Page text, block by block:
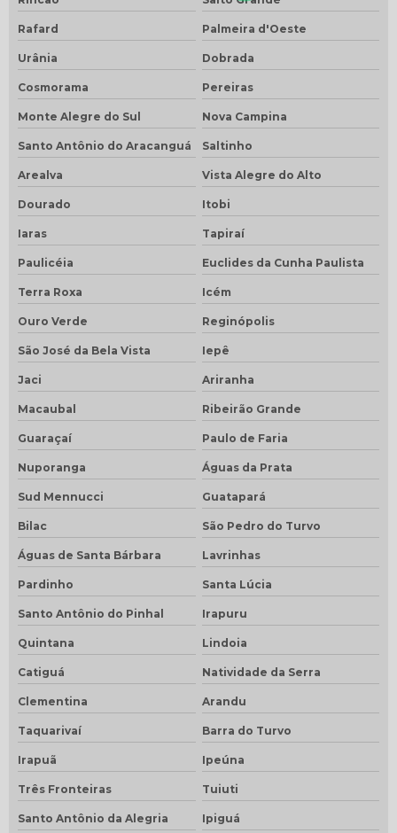
Rafard Palmeira d'Oeste
Urânia Dobrada
Cosmorama Pereiras
Monte Alegre do Sul Nova Campina
Santo Antônio do Aracanguá Saltinho
Arealva Vista Alegre do Alto
Dourado Itobi
Iaras Tapiraí
Paulicéia Euclides da Cunha Paulista
Terra Roxa Icém
Ouro Verde Reginópolis
São José da Bela Vista Iepê
Jaci Ariranha
Macaubal Ribeirão Grande
Guaraçaí Paulo de Faria
Nuporanga Águas da Prata
Sud Mennucci Guatapará
Bilac São Pedro do Turvo
Águas de Santa Bárbara Lavrinhas
Pardinho Santa Lúcia
Santo Antônio do Pinhal Irapuru
Quintana Lindoia
Catiguá Natividade da Serra
Clementina Arandu
Taquarivaí Barra do Turvo
Irapuã Ipeúna
Três Fronteiras Tuiuti
Santo Antônio da Alegria Ipiguá